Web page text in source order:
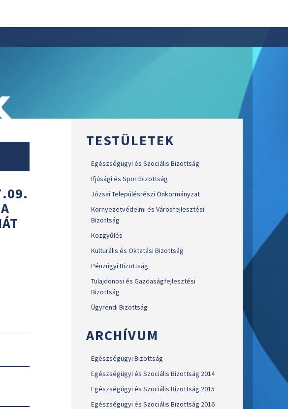
TESTÜLETEK
Egészségügyi és Szociális Bizottság
Ifjúsági és Sportbizottság
Józsai Településrészi Önkormányzat
Környezetvédelmi és Városfejlesztési
Bizottság
Közgyűlés
Kulturális és Oktatási Bizottság
Pénzügyi Bizottság
Tulajdonosi és Gazdaságfejlesztési
Bizottság
Ügyrendi Bizottság
ARCHÍVUM
Egészségügyi Bizottság
Egészségügyi és Szociális Bizottság 2014
Egészségügyi és Szociális Bizottság 2015
Egészségügyi és Szociális Bizottság 2016